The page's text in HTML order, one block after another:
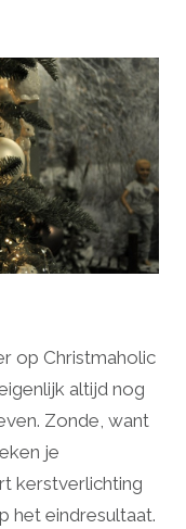
op Christmaholic
altijd nog
Zonde, want
je
kerstverlichting
het eindresultaat.